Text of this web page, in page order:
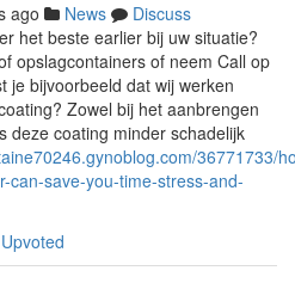
ago News
Discuss
het beste earlier bij uw situatie?
opslagcontainers of neem Call op
je bijvoorbeeld dat wij werken
Zowel bij het aanbrengen
deze coating minder schadelijk
36771733/
can-save-you-time-stress-and-